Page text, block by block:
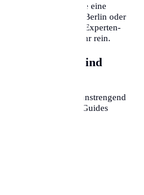
bieten mittlerweile eine
In Großstädten wie Berlin oder
Voraus ausgebucht. Experten-
7:30 oder 8:00 Uhr rein.
wichtig sind
Aufgabe gemacht,
Wir wissen, wie anstrengend
können. Unsere Guides
Cloud